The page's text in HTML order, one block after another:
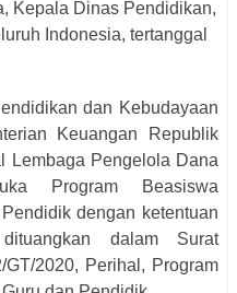
Kepala Dinas Pendidikan,
Indonesia, tertanggal
dan Kebudayaan
Keuangan Republik
Lembaga Pengelola Dana
Program Beasiswa
dengan ketentuan
dalam Surat
2020, Perihal, Program